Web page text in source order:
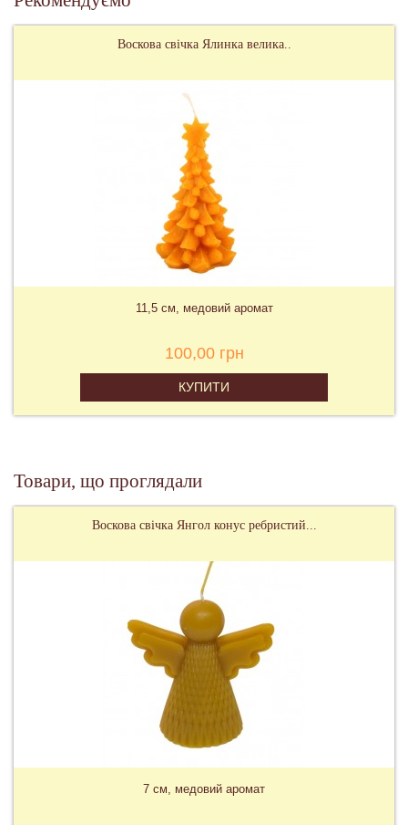
Воскова свічка Ялинка велика..
11,5 см, медовий аромат
100,00 грн
КУПИТИ
Товари, що проглядали
Воскова свічка Янгол конус ребристий...
7 см, медовий аромат